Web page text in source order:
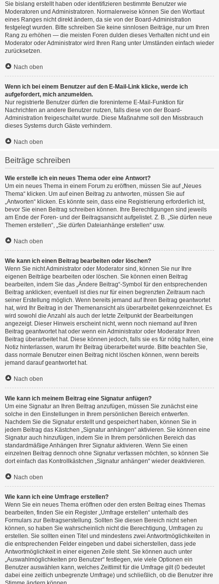
Sie bislang erstellt haben oder identifizieren bestimmte Benutzer wie
Moderatoren und Administratoren. Normalerweise können Sie den Wortlaut
eines Ranges nicht direkt ändern, da sie von der Board-Administration
festgelegt wurden. Bitte schreiben Sie keine sinnlosen Beiträge, nur um Ihren
Rang zu erhöhen — die meisten Foren dulden dieses Verhalten nicht und ein
Moderator oder Administrator wird Ihren Rang unter Umständen einfach wieder
zurücksetzen.
Nach oben
Wenn ich bei einem Benutzer auf den E-Mail-Link klicke, werde ich
aufgefordert, mich anzumelden.
Nur registrierte Benutzer dürfen die foreninterne E-Mail-Funktion für
Nachrichten an andere Benutzer nutzen, falls diese von der Board-
Administration freigeschaltet wurde. Diese Maßnahme soll den Missbrauch
dieses Systems durch Gäste verhindern.
Nach oben
Beiträge schreiben
Wie erstelle ich ein neues Thema oder eine Antwort?
Um ein neues Thema in einem Forum zu eröffnen, müssen Sie auf „Neues
Thema“ klicken. Um auf einen Beitrag zu antworten, müssen Sie auf
„Antworten“ klicken. Es könnte sein, dass eine Registrierung erforderlich ist,
bevor Sie einen Beitrag schreiben können. Ihre Berechtigungen sind jeweils
am Ende der Foren- und der Beitragsansicht aufgelistet. Z. B. „Sie dürfen neue
Themen erstellen“, „Sie dürfen Dateianhänge erstellen“ usw.
Nach oben
Wie kann ich einen Beitrag bearbeiten oder löschen?
Wenn Sie nicht Administrator oder Moderator sind, können Sie nur Ihre
eigenen Beiträge bearbeiten oder löschen. Sie können einen Beitrag
bearbeiten, indem Sie das „Ändere Beitrag“-Symbol für den entsprechenden
Beitrag anklicken; eventuell ist dies nur für einen begrenzten Zeitraum nach
seiner Erstellung möglich. Wenn bereits jemand auf Ihren Beitrag geantwortet
hat, wird Ihr Beitrag in der Themenansicht als überarbeitet gekennzeichnet. Es
wird sowohl die Anzahl als auch der letzte Zeitpunkt der Bearbeitungen
angezeigt. Dieser Hinweis erscheint nicht, wenn noch niemand auf Ihren
Beitrag geantwortet hat oder wenn ein Administrator oder Moderator Ihren
Beitrag überarbeitet hat. Diese können jedoch, falls sie es für nötig halten, eine
Notiz hinterlassen, warum Ihr Beitrag überarbeitet wurde. Bitte beachten Sie,
dass normale Benutzer einen Beitrag nicht löschen können, wenn bereits
jemand darauf geantwortet hat.
Nach oben
Wie kann ich meinem Beitrag eine Signatur anfügen?
Um eine Signatur an Ihren Beitrag anzufügen, müssen Sie zunächst eine
solche in den Einstellungen in Ihrem persönlichen Bereich entwerfen.
Nachdem Sie die Signatur erstellt und gespeichert haben, können Sie in
jedem Beitrag das Kästchen „Signatur anhängen“ aktivieren. Sie können eine
Signatur auch hinzufügen, indem Sie in Ihrem persönlichen Bereich das
standardmäßige Anhängen Ihrer Signatur aktivieren. Wenn Sie einen
einzelnen Beitrag dennoch ohne Signatur verfassen möchten, so können Sie
dort einfach das Kontrollkästchen „Signatur anhängen“ wieder deaktivieren.
Nach oben
Wie kann ich eine Umfrage erstellen?
Wenn Sie ein neues Thema eröffnen oder den ersten Beitrag eines Themas
bearbeiten, finden Sie ein Register „Umfrage erstellen“ unterhalb des
Formulars zur Beitragserstellung. Sollten Sie diesen Bereich nicht sehen
können, so haben Sie wahrscheinlich nicht die Berechtigung, Umfragen zu
erstellen. Sie sollten einen Titel und mindestens zwei Antwortmöglichkeiten in
die entsprechenden Felder eingeben und dabei sicherstellen, dass jede
Antwortmöglichkeit in einer eigenen Zeile steht. Sie können auch unter
„Auswahlmöglichkeiten pro Benutzer“ festlegen, wie viele Optionen ein
Benutzer auswählen kann, welches Zeitlimit für die Umfrage gilt (0 bedeutet
dabei eine zeitlich unbegrenzte Umfrage) und schließlich, ob die Benutzer ihre